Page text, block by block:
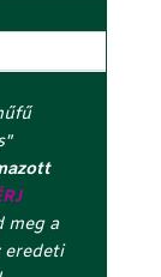
meg a
eredeti